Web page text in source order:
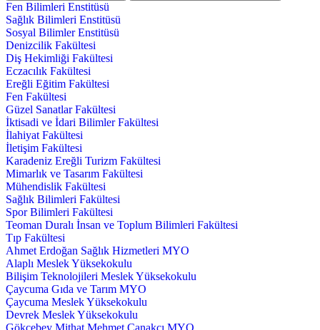
Fen Bilimleri Enstitüsü
Sağlık Bilimleri Enstitüsü
Sosyal Bilimler Enstitüsü
Denizcilik Fakültesi
Diş Hekimliği Fakültesi
Eczacılık Fakültesi
Ereğli Eğitim Fakültesi
Fen Fakültesi
Güzel Sanatlar Fakültesi
İktisadi ve İdari Bilimler Fakültesi
İlahiyat Fakültesi
İletişim Fakültesi
Karadeniz Ereğli Turizm Fakültesi
Mimarlık ve Tasarım Fakültesi
Mühendislik Fakültesi
Sağlık Bilimleri Fakültesi
Spor Bilimleri Fakültesi
Teoman Duralı İnsan ve Toplum Bilimleri Fakültesi
Tıp Fakültesi
Ahmet Erdoğan Sağlık Hizmetleri MYO
Alaplı Meslek Yüksekokulu
Bilişim Teknolojileri Meslek Yüksekokulu
Çaycuma Gıda ve Tarım MYO
Çaycuma Meslek Yüksekokulu
Devrek Meslek Yüksekokulu